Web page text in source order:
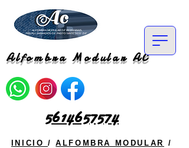
Alfombra Modular AC
5614657574
INICIO/ALFOMBRA MODULAR
/